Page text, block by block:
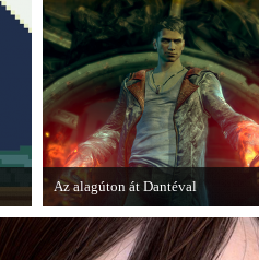
már kötelező videosorozatot.
Az alagúton át Dantéval
A Devil May Cry újragondolás új
játékmenet-videóval jelentkezik.